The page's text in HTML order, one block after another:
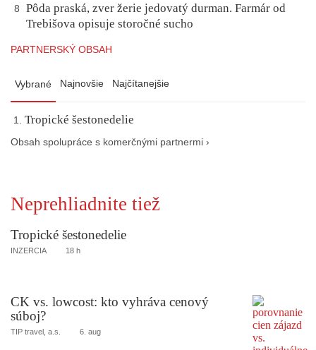
8
Pôda praská, zver žerie jedovatý durman. Farmár od
Trebišova opisuje storočné sucho
PARTNERSKÝ OBSAH
Vybrané Najnovšie Najčítanejšie
Tropické šestonedelie
Obsah spolupráce s komerčnými partnermi ›
Neprehliadnite tiež
Tropické šestonedelie
INZERCIA 18 h
CK vs. lowcost: kto vyhráva cenový
súboj?
TIP travel, a.s. 6. aug